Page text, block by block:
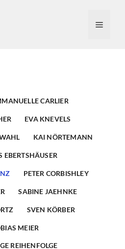
Menü
CARLIER
EVA KNEVELS
KAI NÖRTEMANN
EBERTSHÄUSER
PETER CORBISHLEY
SABINE JAEHNKE
SVEN KÖRBER
MEIER
REIHENFOLGE